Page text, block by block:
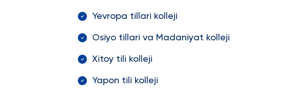
Yevropa tillari kolleji
Osiyo tillari va Madaniyat kolleji
Xitoy tili kolleji
Yapon tili kolleji